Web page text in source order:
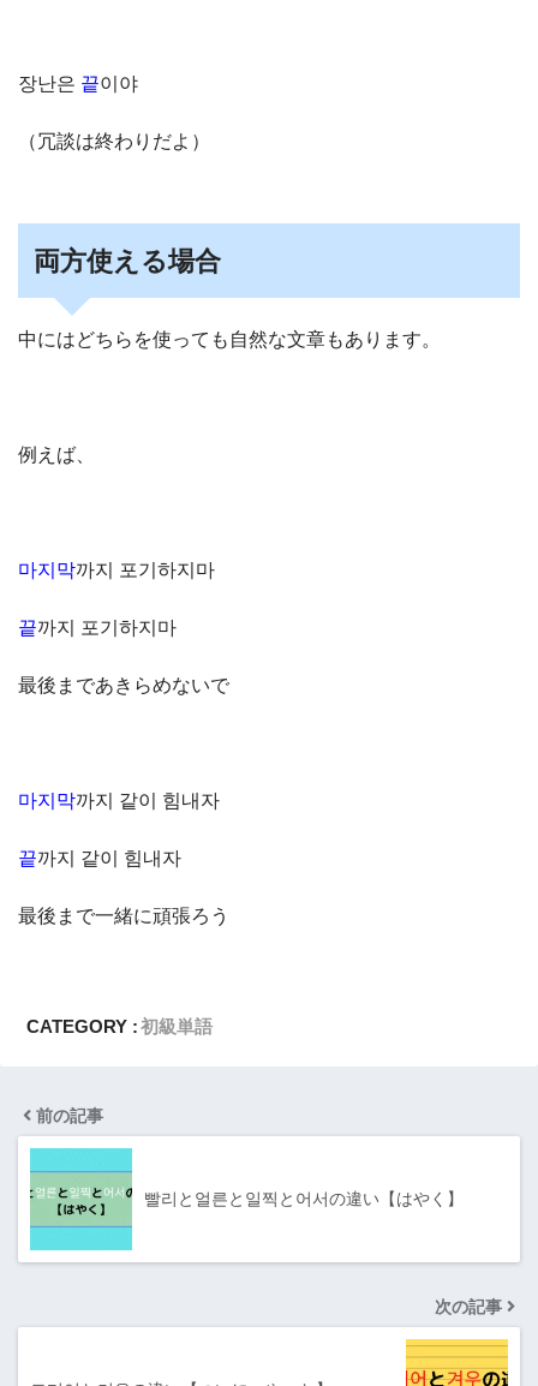
장난은 끝이야
（冗談は終わりだよ）
両方使える場合
中にはどちらを使っても自然な文章もあります。
例えば、
마지막까지 포기하지마
끝까지 포기하지마
最後まであきらめないで
마지막까지 같이 힘내자
끝까지 같이 힘내자
最後まで一緒に頑張ろう
CATEGORY :初級単語
前の記事
빨리と얼른と일찍と어서の違い【はやく】
次の記事